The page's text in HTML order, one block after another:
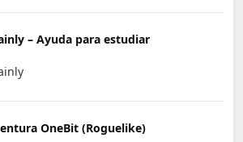
– Ayuda para estudiar
OneBit (Roguelike)